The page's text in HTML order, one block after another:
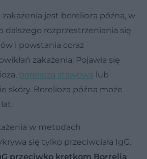
jest borelioza późna, w
dalszego rozprzestrzeniania się
i powstania coraz
zakażenia. Pojawia się
borelioza stawowa lub
skóry. Borelioza późna może
w metodach
się tylko przeciwciała IgG.
przeciwko krętkom Borrelia